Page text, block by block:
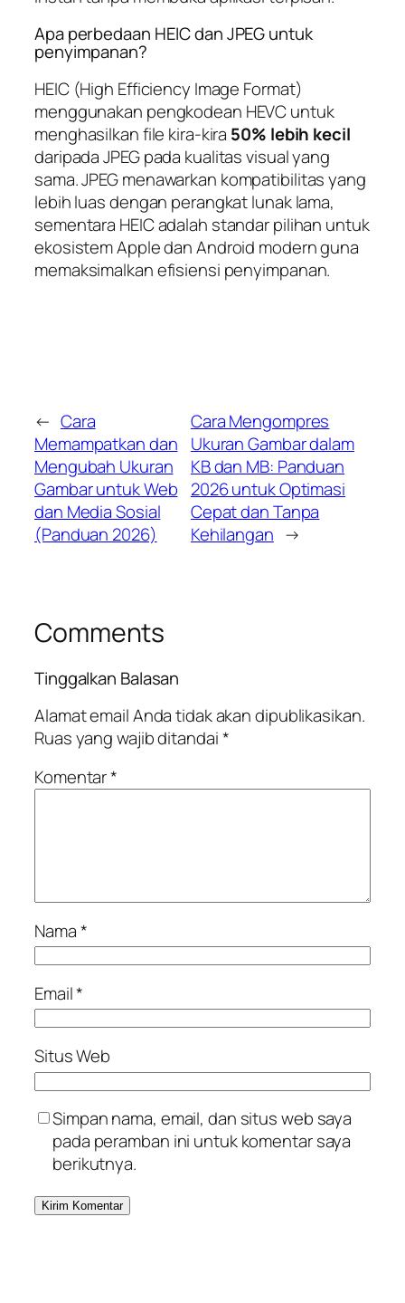
Apa perbedaan HEIC dan JPEG untuk
penyimpanan?
HEIC (High Efficiency Image Format)
menggunakan pengkodean HEVC untuk
menghasilkan file kira-kira 50% lebih kecil
daripada JPEG pada kualitas visual yang
sama. JPEG menawarkan kompatibilitas yang
lebih luas dengan perangkat lunak lama,
sementara HEIC adalah standar pilihan untuk
ekosistem Apple dan Android modern guna
memaksimalkan efisiensi penyimpanan.
← Cara
Memampatkan dan
Mengubah Ukuran
Gambar untuk Web
dan Media Sosial
(Panduan 2026)
Cara Mengompres
Ukuran Gambar dalam
KB dan MB: Panduan
2026 untuk Optimasi
Cepat dan Tanpa
Kehilangan →
Comments
Tinggalkan Balasan
Alamat email Anda tidak akan dipublikasikan.
Ruas yang wajib ditandai*
Komentar*
Nama*
Email*
Situs Web
Simpan nama, email, dan situs web saya
pada peramban ini untuk komentar saya
berikutnya.